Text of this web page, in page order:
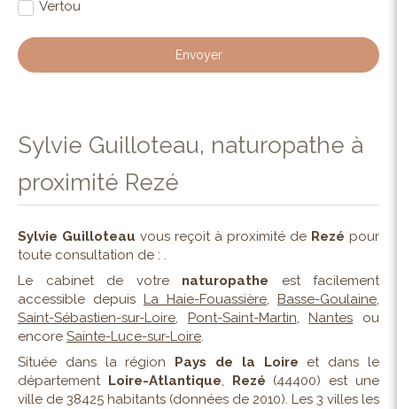
Vertou
Envoyer
Sylvie Guilloteau, naturopathe à
proximité Rezé
Sylvie Guilloteau vous reçoit à proximité de Rezé pour
toute consultation de : .
Le cabinet de votre naturopathe est facilement
accessible depuis La Haie-Fouassière, Basse-Goulaine,
Saint-Sébastien-sur-Loire, Pont-Saint-Martin, Nantes ou
encore Sainte-Luce-sur-Loire.
Située dans la région Pays de la Loire et dans le
département Loire-Atlantique, Rezé (44400) est une
ville de 38425 habitants (données de 2010). Les 3 villes les